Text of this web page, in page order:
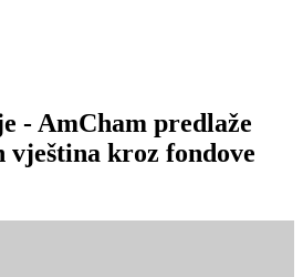
- AmCham predlaže
kroz fondove